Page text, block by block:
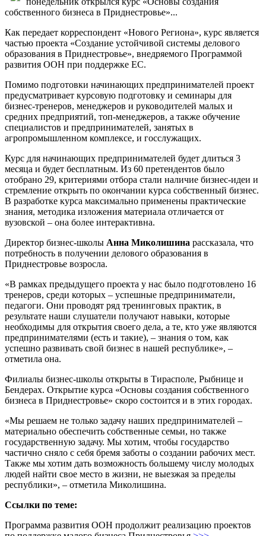
собственного бизнеса в Приднестровье»...
Как передает корреспондент «Нового Региона», курс является
частью проекта «Создание устойчивой системы делового
образования в Приднестровье», внедряемого Программой
развития ООН при поддержке ЕС.
Помимо подготовки начинающих предпринимателей проект
предусматривает курсовую подготовку и семинары для
бизнес-тренеров, менеджеров и руководителей малых и
средних предприятий, топ-менеджеров, а также обучение
специалистов и предпринимателей, занятых в
агропромышленном комплексе, и госслужащих.
Курс для начинающих предпринимателей будет длиться 3
месяца и будет бесплатным. Из 60 претендентов было
отобрано 29, критериями отбора стали наличие бизнес-идеи и
стремление открыть по окончании курса собственный бизнес.
В разработке курса максимально применены практические
знания, методика изложения материала отличается от
вузовской – она более интерактивна.
Директор бизнес-школы Анна Миколишина рассказала, что
потребность в получении делового образования в
Приднестровье возросла.
«В рамках предыдущего проекта у нас было подготовлено 16
тренеров, среди которых – успешные предприниматели,
педагоги. Они проводят ряд тренинговых практик, в
результате наши слушатели получают навыки, которые
необходимы для открытия своего дела, а те, кто уже являются
предпринимателями (есть и такие), – знания о том, как
успешно развивать свой бизнес в нашей республике», –
отметила она.
Филиалы бизнес-школы открыты в Тирасполе, Рыбнице и
Бендерах. Открытие курса «Основы создания собственного
бизнеса в Приднестровье» скоро состоится и в этих городах.
«Мы решаем не только задачу наших предпринимателей –
материально обеспечить собственные семьи, но также
государственную задачу. Мы хотим, чтобы государство
частично сняло с себя бремя заботы о создании рабочих мест.
Также мы хотим дать возможность большему числу молодых
людей найти свое место в жизни, не выезжая за пределы
республики», – отметила Миколишина.
Ссылки по теме:
Программа развития ООН продолжит реализацию проектов